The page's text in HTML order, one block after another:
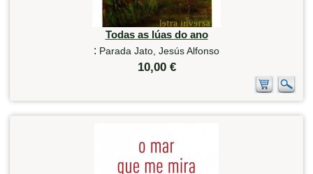
Todas as lúas do ano
: Parada Jato, Jesús Alfonso
10,00 €